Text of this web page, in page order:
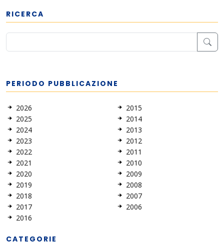
RICERCA
PERIODO PUBBLICAZIONE
2026
2025
2024
2023
2022
2021
2020
2019
2018
2017
2016
2015
2014
2013
2012
2011
2010
2009
2008
2007
2006
CATEGORIE